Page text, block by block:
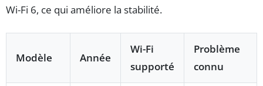
Wi-Fi 6, ce qui améliore la stabilité.
Modèle Année
Wi-Fi
supporté
Problème
connu